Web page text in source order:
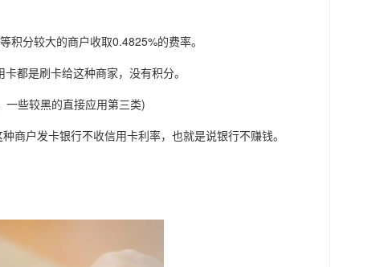
分较大的商户收取0.4825%的费率。
都是刷卡给这种商家，没有积分。
一些较黑的直接应用第三类)
商户发卡银行不收信用卡利率，也就是说银行不赚钱。